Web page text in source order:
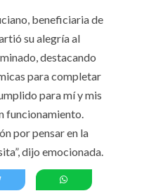
beneficiaria de
su alegría al
destacando
para completar
para mí y mis
funcionamiento.
por pensar en la
dijo emocionada.